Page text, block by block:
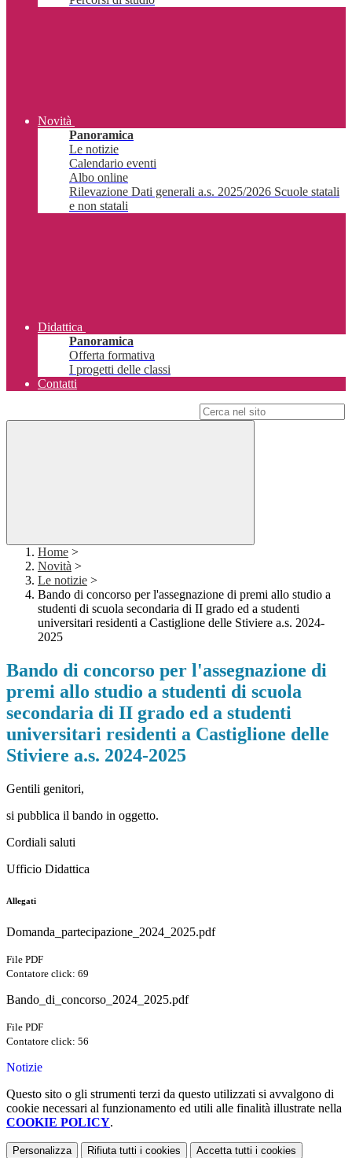
Novità
Panoramica
Le notizie
Calendario eventi
Albo online
Rilevazione Dati generali a.s. 2025/2026 Scuole statali
e non statali
Didattica
Panoramica
Offerta formativa
I progetti delle classi
Contatti
Home >
Novità >
Le notizie >
Bando di concorso per l'assegnazione di premi allo studio a
studenti di scuola secondaria di II grado ed a studenti
universitari residenti a Castiglione delle Stiviere a.s. 2024-
2025
Bando di concorso per l'assegnazione di
premi allo studio a studenti di scuola
secondaria di II grado ed a studenti
universitari residenti a Castiglione delle
Stiviere a.s. 2024-2025
Gentili genitori,
si pubblica il bando in oggetto.
Cordiali saluti
Ufficio Didattica
Allegati
Domanda_partecipazione_2024_2025.pdf
File PDF
Contatore click: 69
Bando_di_concorso_2024_2025.pdf
File PDF
Contatore click: 56
Notizie
Questo sito o gli strumenti terzi da questo utilizzati si avvalgono di
cookie necessari al funzionamento ed utili alle finalità illustrate nella
COOKIE POLICY.
Personalizza Rifiuta tutti i cookies Accetta tutti i cookies